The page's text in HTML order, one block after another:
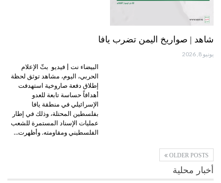
شاهد | صواريخ اليمن تضرب يافا
يونيو 8, 2026
البيضاء نت | فيديو بثّ الإعلام
الحربي، اليوم، مشاهد توثق لحظة
إطلاق دفعة صاروخية استهدفت
أهدافاً حساسة تابعة للعدو
الإسرائيلي في منطقة يافا
بفلسطين المحتلة، وذلك في إطار
عمليات الإسناد المستمرة للشعب
الفلسطيني ومقاومته. وأظهرت…
OLDER POSTS
أخبار محلية